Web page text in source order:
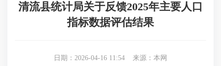
清流县统计局关于反馈2025年主要人口
指标数据评估结果
日期：2026-04-16 11:54 来源：本网